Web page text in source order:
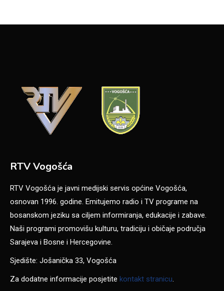
RTV Vogošća
RTV Vogošća je javni medijski servis općine Vogošća,
osnovan 1996. godine. Emitujemo radio i TV programe na
bosanskom jeziku sa ciljem informiranja, edukacije i zabave.
Naši programi promovišu kulturu, tradiciju i običaje područja
Sarajeva i Bosne i Hercegovine.
Sjedište: Jošanička 33, Vogošća
Za dodatne informacije posjetite kontakt stranicu.